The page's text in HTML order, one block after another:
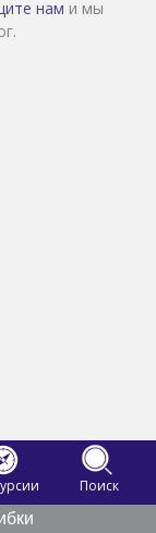
Поиск
нам и мы